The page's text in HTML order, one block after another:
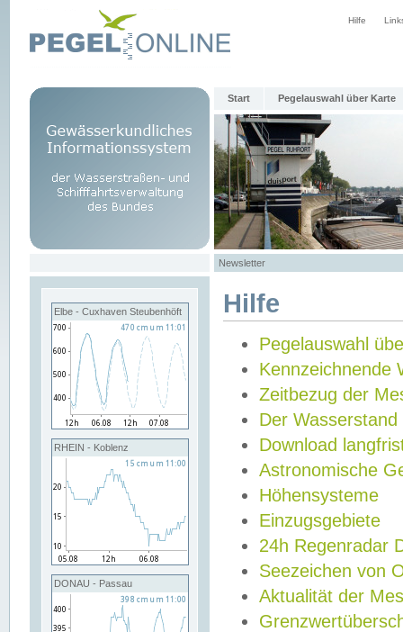
Hilfe
Start Pegelauswahl über Karte
Newsletter
Elbe - Cuxhaven Steubenhöft
RHEIN - Koblenz
DONAU - Passau
Hilfe
Pegelauswahl
Kennzeichnende
Zeitbezug der
Der Wasserstand
Download
Astronomische
Höhensysteme
Einzugsgebiete
24h Regenradar
Seezeichen von
Aktualität der